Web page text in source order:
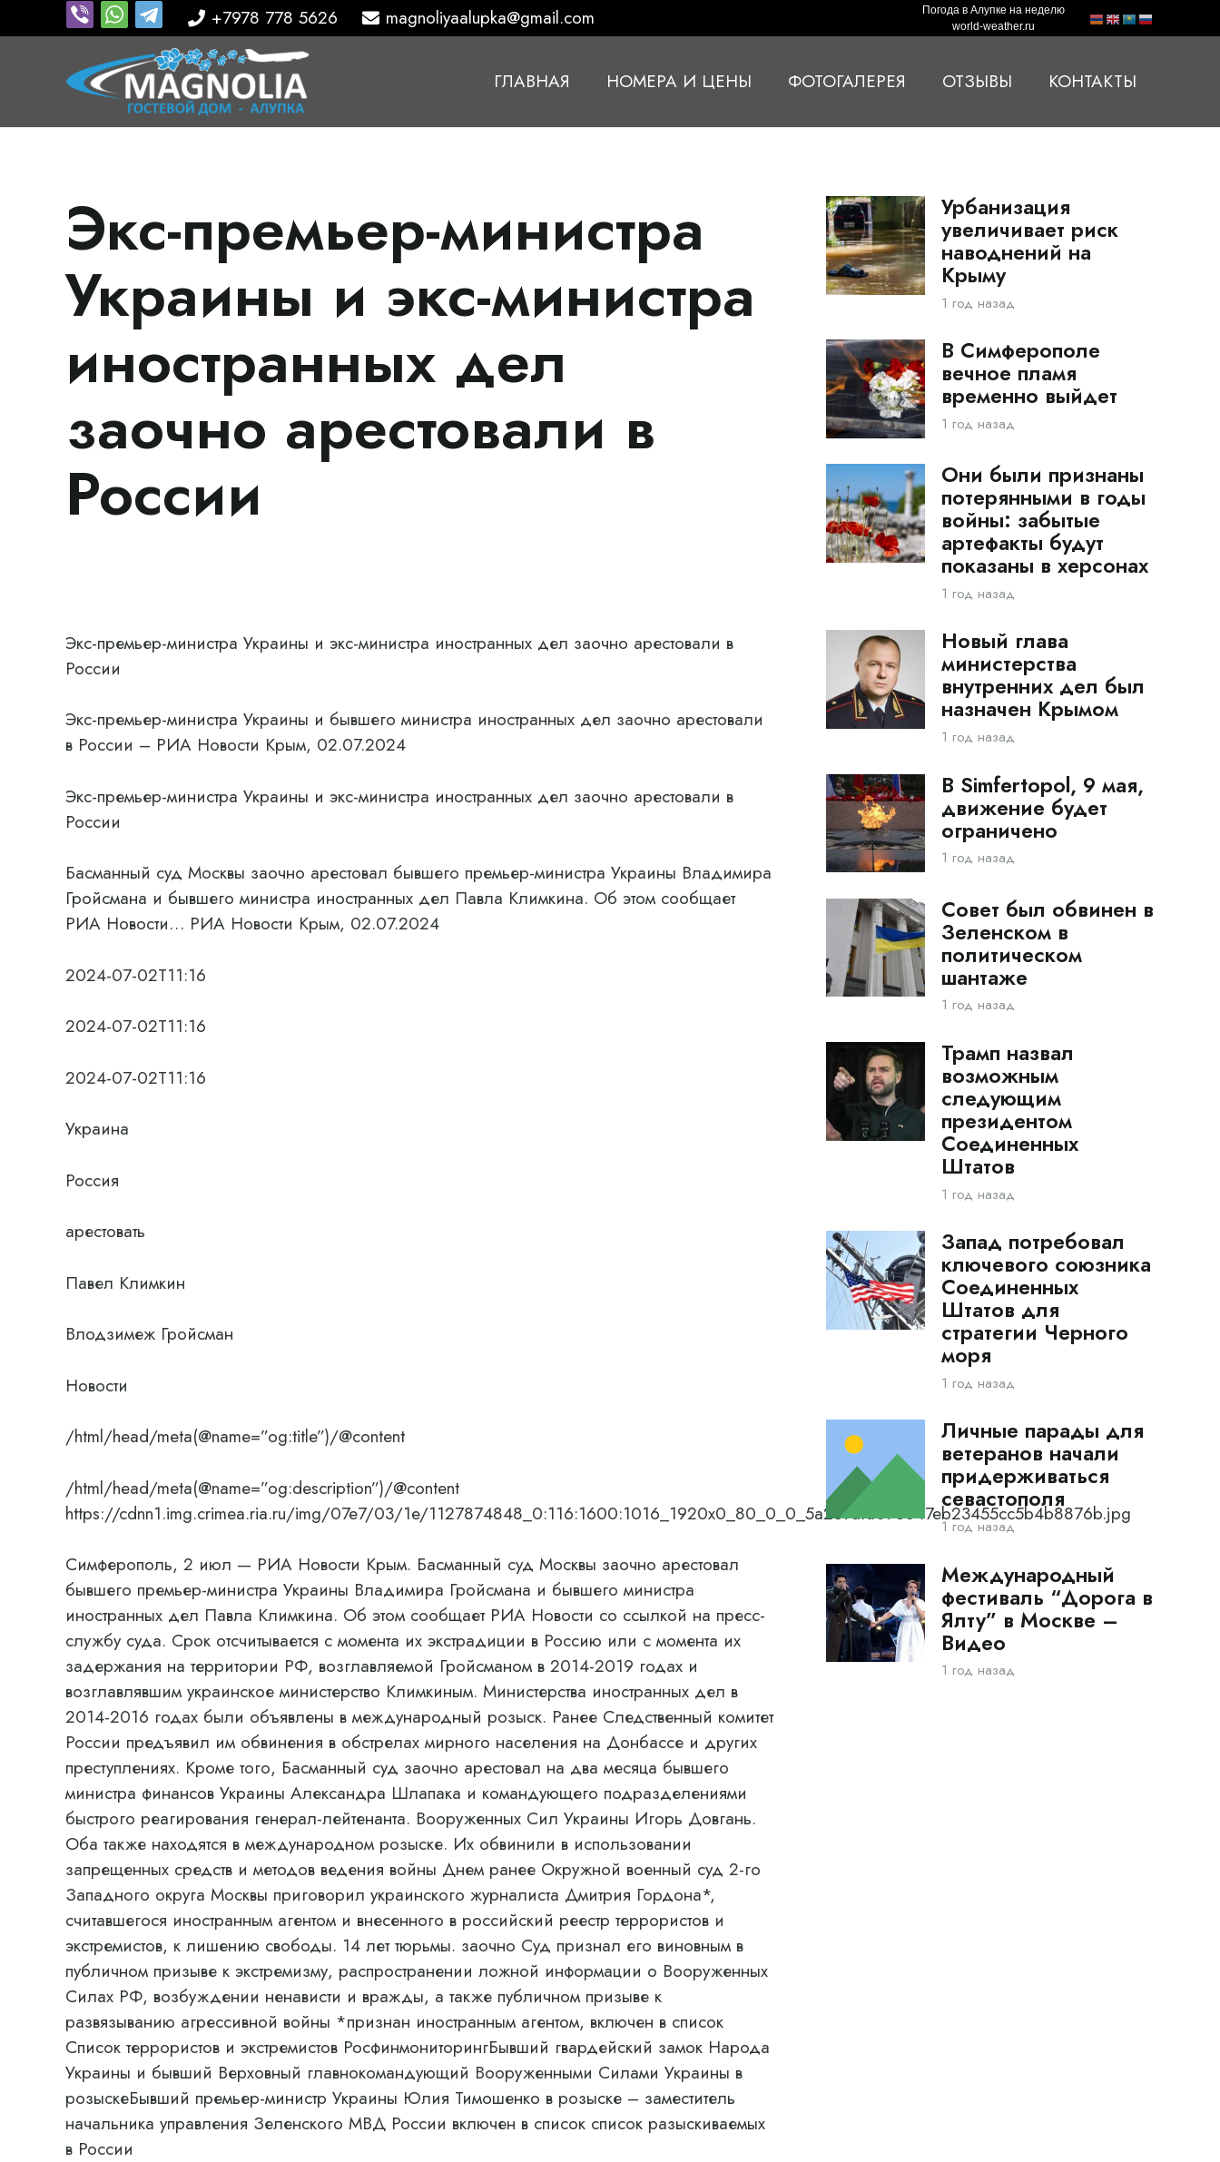
+7978 778 5626 magnoliyaalupka@gmail.com
Погода в Алупке на неделю
world-weather.ru
ГЛАВНАЯ НОМЕРА И ЦЕНЫ ФОТОГАЛЕРЕЯ ОТЗЫВЫ КОНТАКТЫ
Экс-премьер-министра
Украины и экс-министра
иностранных дел
заочно арестовали в
России
Экс-премьер-министра Украины и экс-министра иностранных дел заочно арестовали в
России
Экс-премьер-министра Украины и бывшего министра иностранных дел заочно арестовали
в России – РИА Новости Крым, 02.07.2024
Экс-премьер-министра Украины и экс-министра иностранных дел заочно арестовали в
России
Басманный суд Москвы заочно арестовал бывшего премьер-министра Украины Владимира
Гройсмана и бывшего министра иностранных дел Павла Климкина. Об этом сообщает
РИА Новости… РИА Новости Крым, 02.07.2024
2024-07-02T11:16
2024-07-02T11:16
2024-07-02T11:16
Украина
Россия
арестовать
Павел Климкин
Влодзимеж Гройсман
Новости
/html/head/meta(@name=”og:title”)/@content
/html/head/meta(@name=”og:description”)/@content
https://cdnn1.img.crimea.ria.ru/img/07e7/03/1e/1127874848_0:116:1600:1016_1920x0_80_0_0_5a239afa076847eb23455cc5b4b8876b.jpg
Симферополь, 2 июл — РИА Новости Крым. Басманный суд Москвы заочно арестовал
бывшего премьер-министра Украины Владимира Гройсмана и бывшего министра
иностранных дел Павла Климкина. Об этом сообщает РИА Новости со ссылкой на пресс-
службу суда. Срок отсчитывается с момента их экстрадиции в Россию или с момента их
задержания на территории РФ, возглавляемой Гройсманом в 2014-2019 годах и
возглавлявшим украинское министерство Климкиным. Министерства иностранных дел в
2014-2016 годах были объявлены в международный розыск. Ранее Следственный комитет
России предъявил им обвинения в обстрелах мирного населения на Донбассе и других
преступлениях. Кроме того, Басманный суд заочно арестовал на два месяца бывшего
министра финансов Украины Александра Шлапака и командующего подразделениями
быстрого реагирования генерал-лейтенанта. Вооруженных Сил Украины Игорь Довгань.
Оба также находятся в международном розыске. Их обвинили в использовании
запрещенных средств и методов ведения войны Днем ранее Окружной военный суд 2-го
Западного округа Москвы приговорил украинского журналиста Дмитрия Гордона*,
считавшегося иностранным агентом и внесенного в российский реестр террористов и
экстремистов, к лишению свободы. 14 лет тюрьмы. заочно Суд признал его виновным в
публичном призыве к экстремизму, распространении ложной информации о Вооруженных
Силах РФ, возбуждении ненависти и вражды, а также публичном призыве к
развязыванию агрессивной войны *признан иностранным агентом, включен в список
Список террористов и экстремистов РосфинмониторингБывший гвардейский замок Народа
Украины и бывший Верховный главнокомандующий Вооруженными Силами Украины в
розыскеБывший премьер-министр Украины Юлия Тимошенко в розыске – заместитель
начальника управления Зеленского МВД России включен в список список разыскиваемых
в России
Урбанизация
увеличивает риск
наводнений на
Крыму
1 год назад
В Симферополе
вечное пламя
временно выйдет
1 год назад
Они были признаны
потерянными в годы
войны: забытые
артефакты будут
показаны в херсонах
1 год назад
Новый глава
министерства
внутренних дел был
назначен Крымом
1 год назад
В Simfertopol, 9 мая,
движение будет
ограничено
1 год назад
Совет был обвинен в
Зеленском в
политическом
шантаже
1 год назад
Трамп назвал
возможным
следующим
президентом
Соединенных
Штатов
1 год назад
Запад потребовал
ключевого союзника
Соединенных
Штатов для
стратегии Черного
моря
1 год назад
Личные парады для
ветеранов начали
придерживаться
севастополя
1 год назад
Международный
фестиваль “Дорога в
Ялту” в Москве –
Видео
1 год назад